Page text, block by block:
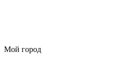
Мой город